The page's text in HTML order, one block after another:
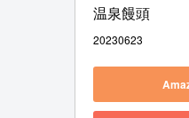
温泉饅頭
20230623